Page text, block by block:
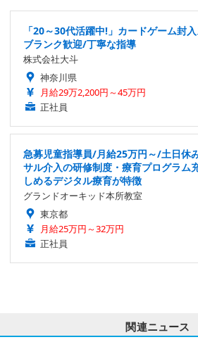
「20～30代活躍中!」カードゲーム封
ブランク歓迎/丁寧な指導
株式会社大斗
神奈川県
月給29万2,200円～45万円
正社員
急募児童指導員/月給25万円～/土日休
サル介入の研修制度・療育プログラム
しめるデジタル療育が特徴
グランドオーキッド本所教室
東京都
月給25万円～32万円
正社員
関連ニュース